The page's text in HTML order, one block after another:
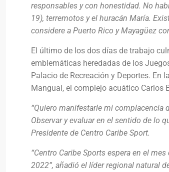
responsables y con honestidad. No
19), terremotos y el huracán María.
considere a Puerto Rico y Mayagüez
El último de los dos días de trabajo
emblemáticas heredadas de los
Palacio de Recreación y Deportes. En
Mangual, el complejo acuático Carlos
“Quiero manifestarle mi complacencia
Observar y evaluar en el sentido de lo
Presidente de Centro Caribe Sport.
“Centro Caribe Sports espera en el
2022”, añadió el líder regional natural